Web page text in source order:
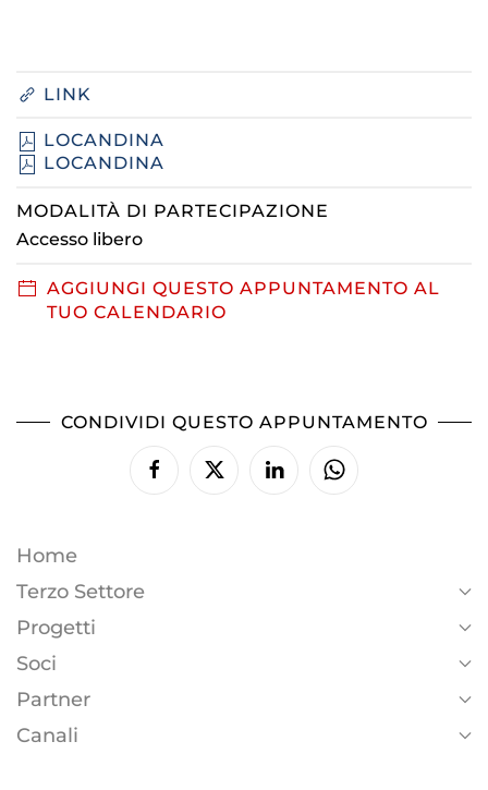
LINK
LOCANDINA
LOCANDINA
MODALITÀ DI PARTECIPAZIONE
Accesso libero
AGGIUNGI QUESTO APPUNTAMENTO AL
TUO CALENDARIO
CONDIVIDI QUESTO APPUNTAMENTO
Home
Terzo Settore
Progetti
Soci
Partner
Canali